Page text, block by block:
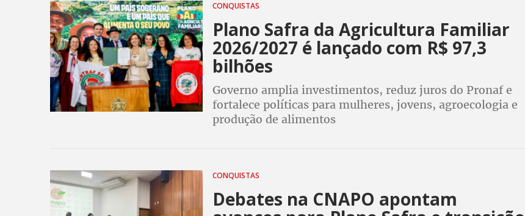
CONQUISTAS
Plano Safra da Agricultura Familiar
2026/2027 é lançado com R$ 97,3
bilhões
Governo amplia investimentos, reduz juros do Pronaf e
fortalece políticas para mulheres, jovens, agroecologia e
produção de alimentos
CONQUISTAS
Debates na CNAPO apontam